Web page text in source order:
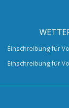
Einschreibung für
Einschreibung für